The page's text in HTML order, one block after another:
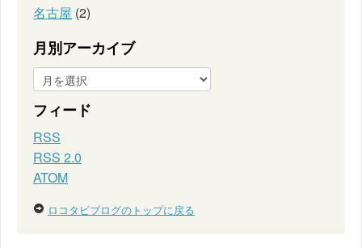
名古屋 (2)
月別アーカイブ
フィード
RSS
RSS 2.0
ATOM
ロコタビブログのトップに戻る